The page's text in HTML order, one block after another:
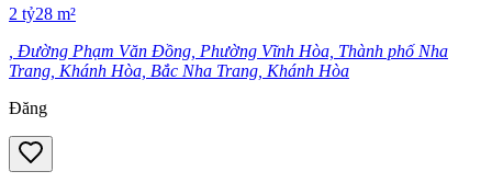
2 tỷ28 m²
, Đường Phạm Văn Đồng, Phường Vĩnh Hòa, Thành phố Nha
Trang, Khánh Hòa, Bắc Nha Trang, Khánh Hòa
Đăng